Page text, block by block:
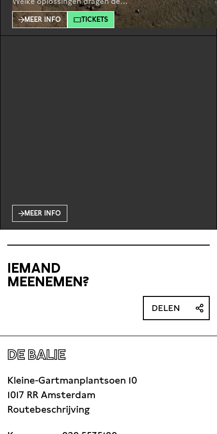
volksvertegenwoordigers aan voor een beter
milieu? Moet Nederland windmolens bouwen of
MEER INFO TICKETS
MEER INFO
IEMAND
MEENEMEN?
DELEN
DE BALIE
Kleine-Gartmanplantsoen 10
1017 RR Amsterdam
Routebeschrijving